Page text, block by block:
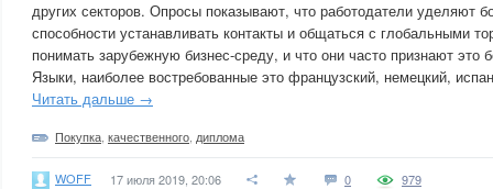
других секторов. Опросы показывают, что работодатели уделяют
способности устанавливать контакты и общаться с глобальными
понимать зарубежную бизнес-среду, и что они часто признают это
Языки, наиболее востребованные это французский, немецкий,
Читать дальше →
Покупка качественного диплома
WOFF 17 июля 2019, 20:06 0 979